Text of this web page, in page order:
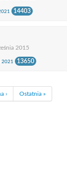
14403
2015
2021 13650
› Ostatnia »